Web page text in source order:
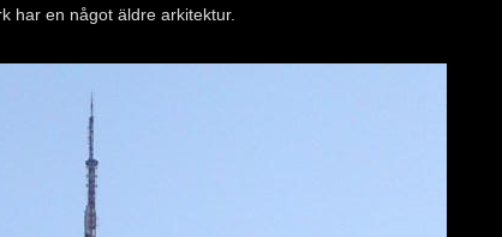
har en något äldre arkitektur.